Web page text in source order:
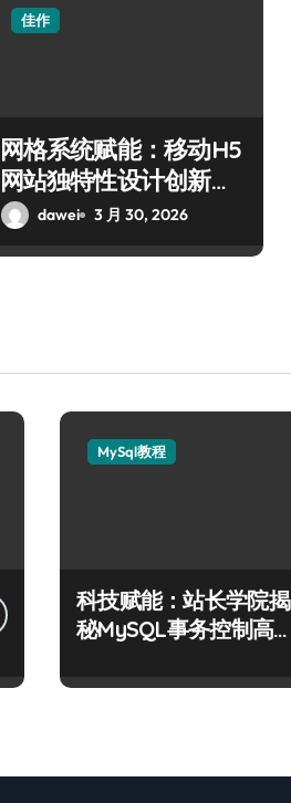
佳作
网格系统赋能：移动H5
网站独特性设计创新策
略
dawei 3 月 30, 2026
MySql教程
科技赋能：站长学院揭
秘MySQL事务控制高阶